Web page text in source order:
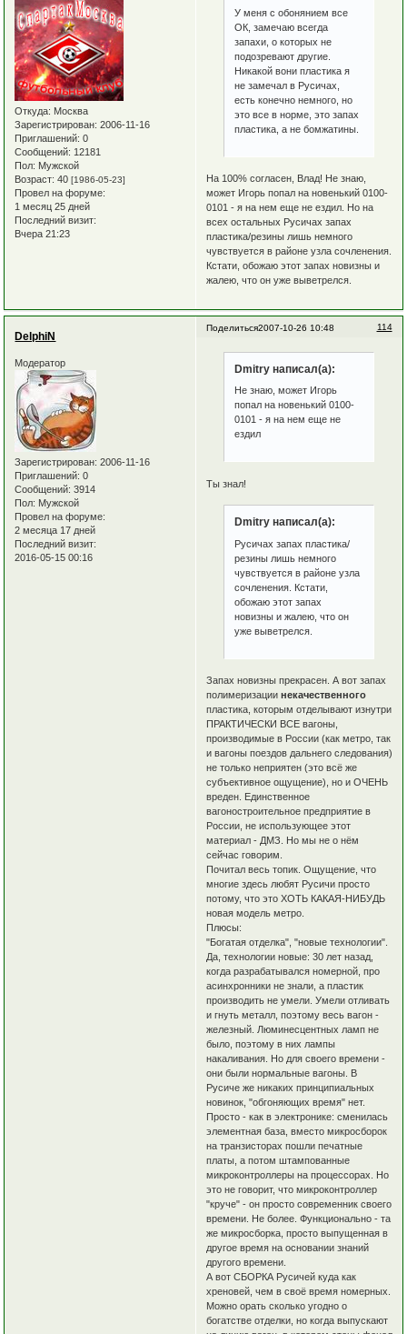
Откуда: Москва
Зарегистрирован: 2006-11-16
Приглашений: 0
Сообщений: 12181
Пол: Мужской
Возраст: 40[1986-05-23]
Провел на форуме:
1 месяц 25 дней
Последний визит:
Вчера 21:23
У меня с обонянием все
ОК, замечаю всегда
запахи, о которых не
подозревают другие.
Никакой вони пластика я
не замечал в Русичах,
есть конечно немного, но
это все в норме, это запах
пластика, а не бомжатины.
На 100% согласен, Влад! Не знаю,
может Игорь попал на новенький 0100-
0101 - я на нем еще не ездил. Но на
всех остальных Русичах запах
пластика/резины лишь немного
чувствуется в районе узла сочленения.
Кстати, обожаю этот запах новизны и
жалею, что он уже выветрелся.
Поделиться 114
2007-10-26 10:48
DelphiN
Модератор
Зарегистрирован: 2006-11-16
Приглашений: 0
Сообщений: 3914
Пол: Мужской
Провел на форуме:
2 месяца 17 дней
Последний визит:
2016-05-15 00:16
Dmitry написал(а):
Не знаю, может Игорь
попал на новенький 0100-
0101 - я на нем еще не
ездил
Ты знал!
Dmitry написал(а):
Русичах запах пластика/
резины лишь немного
чувствуется в районе узла
сочленения. Кстати,
обожаю этот запах
новизны и жалею, что он
уже выветрелся.
Запах новизны прекрасен. А вот запах
полимеризации некачественного
пластика, которым отделывают изнутри
ПРАКТИЧЕСКИ ВСЕ вагоны,
производимые в России (как метро, так
и вагоны поездов дальнего следования)
не только неприятен (это всё же
субъективное ощущение), но и ОЧЕНЬ
вреден. Единственное
вагоностроительное предприятие в
России, не использующее этот
материал - ДМЗ. Но мы не о нём
сейчас говорим.
Почитал весь топик. Ощущение, что
многие здесь любят Русичи просто
потому, что это ХОТЬ КАКАЯ-НИБУДЬ
новая модель метро.
Плюсы:
"Богатая отделка", "новые технологии".
Да, технологии новые: 30 лет назад,
когда разрабатывался номерной, про
асинхронники не знали, а пластик
производить не умели. Умели отливать
и гнуть металл, поэтому весь вагон -
железный. Люминесцентных ламп не
было, поэтому в них лампы
накаливания. Но для своего времени -
они были нормальные вагоны. В
Русиче же никаких принципиальных
новинок, "обгоняющих время" нет.
Просто - как в электронике: сменилась
элементная база, вместо микросборок
на транзисторах пошли печатные
платы, а потом штампованные
микроконтроллеры на процессорах. Но
это не говорит, что микроконтроллер
"круче" - он просто современник своего
времени. Не более. Функционально - та
же микросборка, просто выпущенная в
другое время на основании знаний
другого времени.
А вот СБОРКА Русичей куда как
хреновей, чем в своё время номерных.
Можно орать сколько угодно о
богатстве отделки, но когда выпускают